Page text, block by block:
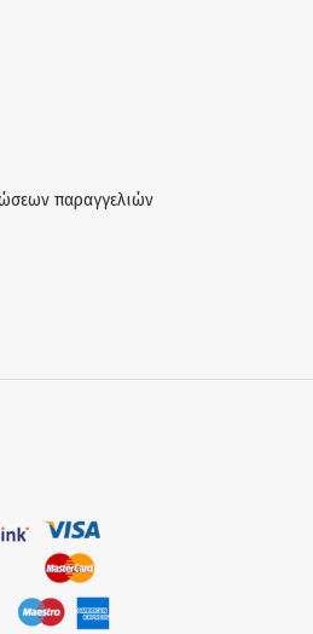
παραγγελιών